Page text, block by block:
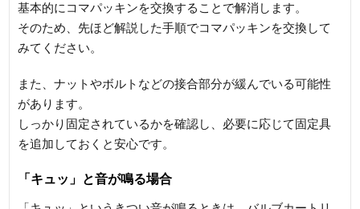
基本的にコマパッキンを交換することで解消します。
そのため、先ほど解説した手順でコマパッキンを交換して
みてください。
また、ナットやボルトなどの接合部分が緩んでいる可能性
があります。
しっかり固定されているかを確認し、必要に応じて固定具
を追加しておくと安心です。
「キュッ」と音が鳴る場合